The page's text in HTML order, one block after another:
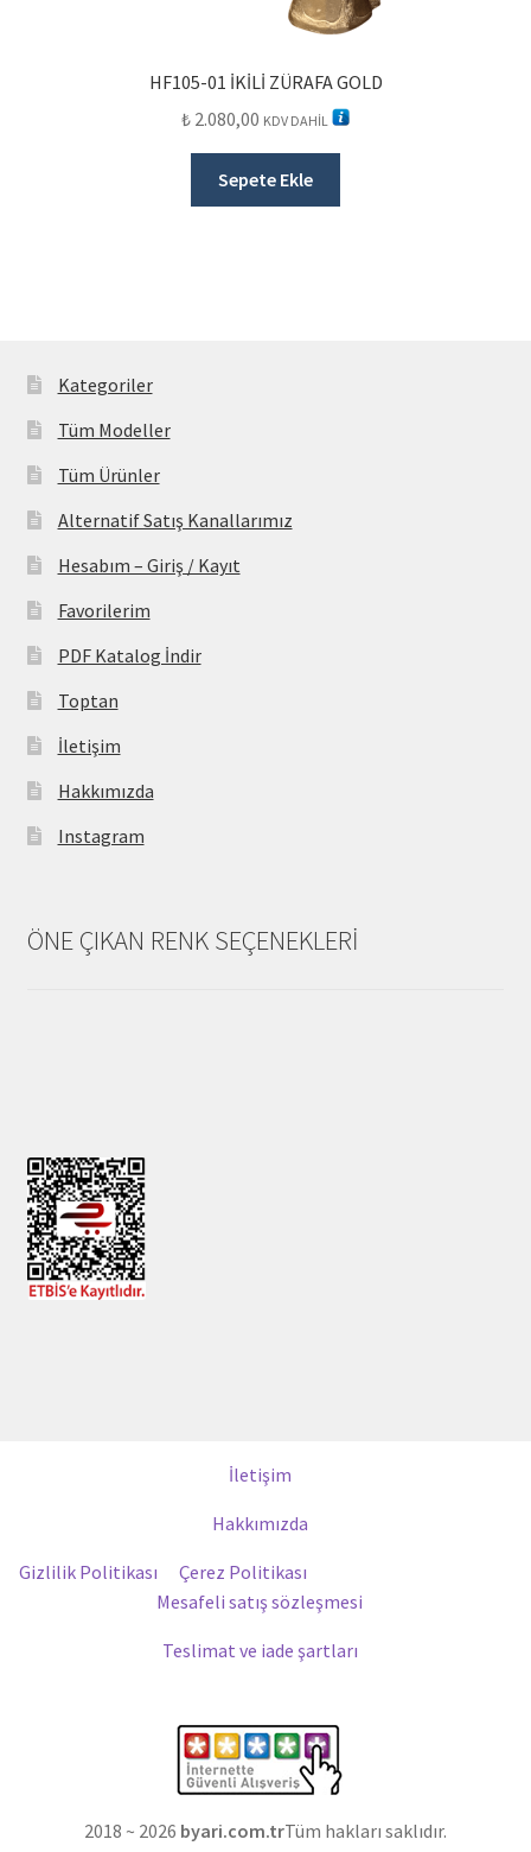
HF105-01 İKİLİ ZÜRAFA GOLD
₺ 2.080,00 KDV DAHİL
Sepete Ekle
Kategoriler
Tüm Modeller
Tüm Ürünler
Alternatif Satış Kanallarımız
Hesabım – Giriş / Kayıt
Favorilerim
PDF Katalog İndir
Toptan
İletişim
Hakkımızda
Instagram
ÖNE ÇIKAN RENK SEÇENEKLERİ
İletişim
Hakkımızda
Gizlilik Politikası
Çerez Politikası
Mesafeli satış sözleşmesi
Teslimat ve iade şartları
2018 ~ 2026 byari.com.trTüm hakları saklıdır.